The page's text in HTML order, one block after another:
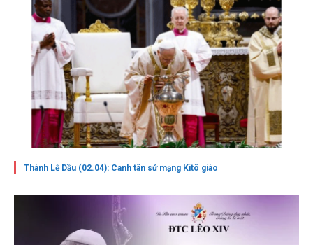
Thánh Lễ Dầu (02.04): Canh tân sứ mạng Kitô giáo